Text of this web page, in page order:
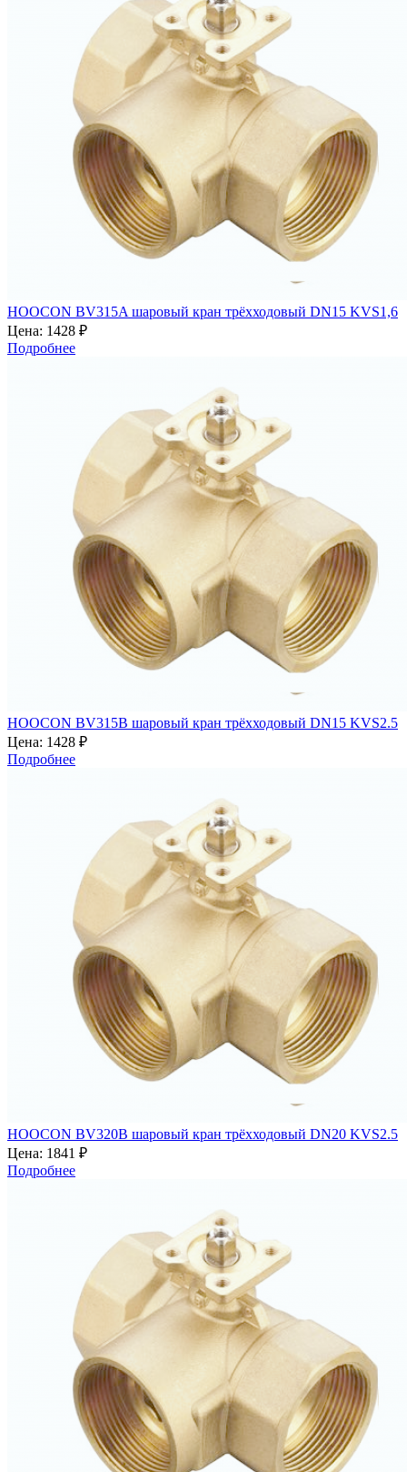
HOOCON BV315A шаровый кран трёхходовый DN15 KVS1,6
Цена: 1428 ₽
Подробнее
HOOCON BV315B шаровый кран трёхходовый DN15 KVS2.5
Цена: 1428 ₽
Подробнее
HOOCON BV320B шаровый кран трёхходовый DN20 KVS2.5
Цена: 1841 ₽
Подробнее